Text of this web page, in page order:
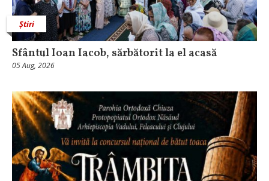
Știri
Sfântul Ioan Iacob, sărbătorit la el acasă
05 Aug, 2026